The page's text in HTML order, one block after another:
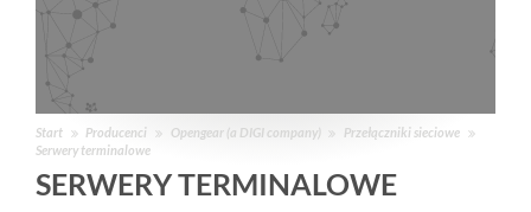
Start Producenci Opengear (a DIGI company)
Przełączniki sieciowe
Serwery terminalowe
SERWERY TERMINALOWE